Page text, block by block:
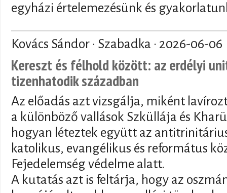
egyházi értelemezésünk és
Kovács Sándor · Szabadka · 2026-06-06
Kereszt és félhold között: az erdélyi
tizenhatodik században
Az előadás azt vizsgálja, miként
a különböző vallások Szküllája és
hogyan léteztek együtt az
katolikus, evangélikus és református
Fejedelemség védelme alatt.
A kutatás azt is feltárja, hogy az